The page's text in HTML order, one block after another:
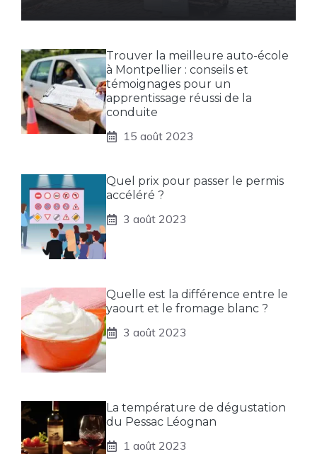
Trouver la meilleure auto-école
à Montpellier : conseils et
témoignages pour un
apprentissage réussi de la
conduite
15 août 2023
Quel prix pour passer le permis
accéléré ?
3 août 2023
Quelle est la différence entre le
yaourt et le fromage blanc ?
3 août 2023
La température de dégustation
du Pessac Léognan
1 août 2023